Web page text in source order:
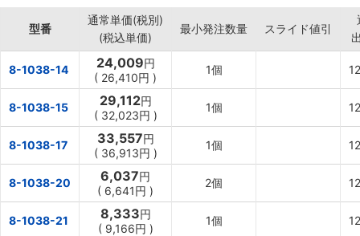
型番
通常単価(税別)
(税込単価)
最小発注数量 スライド値引
8-1038-14 24,009円
( 26,410円 )
1個 12
8-1038-15 29,112円
( 32,023円 )
1個 12
8-1038-17 33,557円
( 36,913円 )
1個 12
8-1038-20 6,037円
( 6,641円 )
2個 12
8-1038-21 8,333円
( 9,166円 )
1個 12